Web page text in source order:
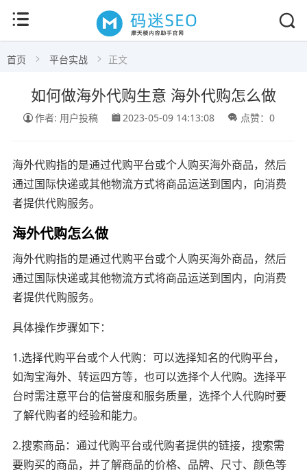
首页 平台实战 正文
如何做海外代购生意 海外代购怎么做
作者: 用户投稿 2023-05-09 14:13:08 点赞：0
海外代购指的是通过代购平台或个人购买海外商品，然后
通过国际快递或其他物流方式将商品运送到国内，向消费
者提供代购服务。
海外代购怎么做
海外代购指的是通过代购平台或个人购买海外商品，然后
通过国际快递或其他物流方式将商品运送到国内，向消费
者提供代购服务。
具体操作步骤如下：
1.选择代购平台或个人代购：可以选择知名的代购平台，
如淘宝海外、转运四方等，也可以选择个人代购。选择平
台时需注意平台的信誉度和服务质量，选择个人代购时要
了解代购者的经验和能力。
2.搜索商品：通过代购平台或代购者提供的链接，搜索需
要购买的商品，并了解商品的价格、品牌、尺寸、颜色等